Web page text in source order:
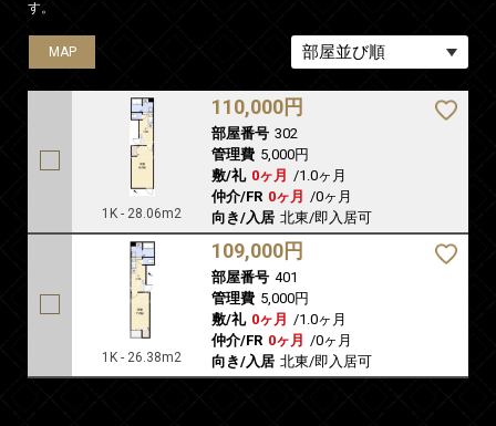
す。
MAP
1K - 28.06m2
110,000円
部屋番号 302
管理費 5,000円
敷/礼 0ヶ月 /1.0ヶ月
仲介/FR 0ヶ月 /0ヶ月
向き/入居 北東/即入居可
MAP
1K - 26.38m2
109,000円
部屋番号 401
管理費 5,000円
敷/礼 0ヶ月 /1.0ヶ月
仲介/FR 0ヶ月 /0ヶ月
向き/入居 北東/即入居可